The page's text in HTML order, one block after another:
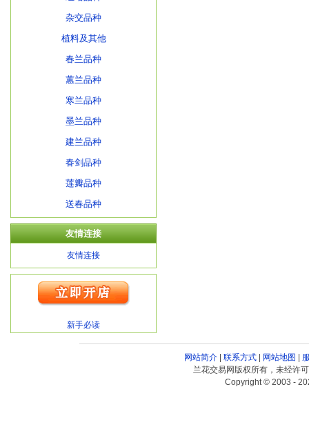
杂交品种
植料及其他
春兰品种
蕙兰品种
寒兰品种
墨兰品种
建兰品种
春剑品种
莲瓣品种
送春品种
友情连接
友情连接
新手必读
网站简介| 联系方式| 网站地图 |
兰花交易网版权所有，未经许
Copyright © 2003 -